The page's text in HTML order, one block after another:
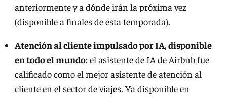
anteriormente y a dónde irán la próxima vez
(disponible a finales de esta temporada).
Atención al cliente impulsado por IA, disponible
en todo el mundo: el asistente de IA de Airbnb fue
calificado como el mejor asistente de atención al
cliente en el sector de viajes. Ya disponible en